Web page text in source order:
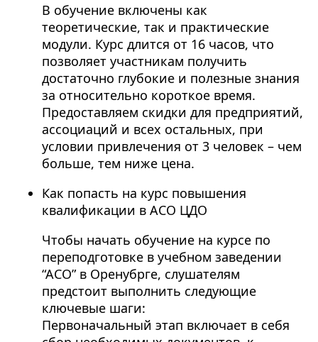
В обучение включены как
теоретические, так и практические
модули. Курс длится от 16 часов, что
позволяет участникам получить
достаточно глубокие и полезные знания
за относительно короткое время.
Предоставляем скидки для предприятий,
ассоциаций и всех остальных, при
условии привлечения от 3 человек – чем
больше, тем ниже цена.
Как попасть на курс повышения
квалификации в АСО ЦДО
Чтобы начать обучение на курсе по
переподготовке в учебном заведении
“АСО” в Оренубрге, слушателям
предстоит выполнить следующие
ключевые шаги:
Первоначальный этап включает в себя